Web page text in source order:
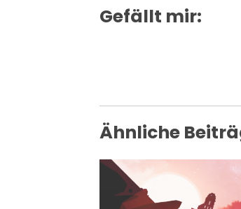
Gefällt mir:
Ähnliche